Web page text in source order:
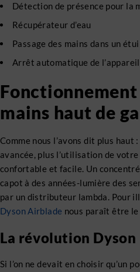
Détection de présence pour la
Récupérateur d’eau
Passage des mains dans un étui
Arrêt automatique de l’appareil
Fonctionnement
mains haut de
Comme nous l’avons dit plus haut
avancée, plus l’utilisation de
confortable et facile. Un
capot à des années-lumière des
par un distributeur lambda. Pour
Dyson Airblade nous paraît être
La révolution Dyson
Si l’on ne devait en choisir qu’un